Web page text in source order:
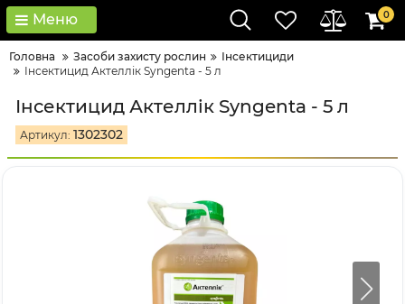
Меню 0
Головна Засоби захисту рослин
Інсектициди
Інсектицид Актеллік Syngenta - 5 л
Інсектицид Актеллік Syngenta - 5 л
Артикул: 1302302